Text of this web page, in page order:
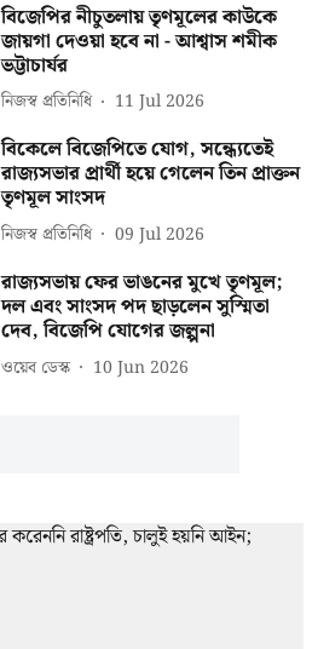
বিজেপির নীচুতলায় তৃণমূলের কাউকে
জায়গা দেওয়া হবে না - আশ্বাস শমীক
ভট্টাচার্যর
নিজস্ব প্রতিনিধি 11 Jul 2026
বিকেলে বিজেপিতে যোগ, সন্ধ্যেতেই
রাজ্যসভার প্রার্থী হয়ে গেলেন তিন প্রাক্তন
তৃণমূল সাংসদ
নিজস্ব প্রতিনিধি 09 Jul 2026
রাজ্যসভায় ফের ভাঙনের মুখে তৃণমূল;
দল এবং সাংসদ পদ ছাড়লেন সুস্মিতা
দেব, বিজেপি যোগের জল্পনা
ওয়েব ডেস্ক 10 Jun 2026